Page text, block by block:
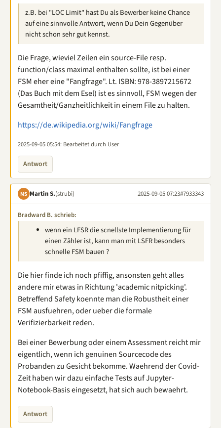
z.B. bei "LOC Limit" hast Du als Bewerber keine Chance
auf eine sinnvolle Antwort, wenn Du Dein Gegenüber
nicht schon sehr gut kennst.
Die Frage, wieviel Zeilen ein source-File resp.
function/class maximal enthalten sollte, ist bei einer
FSM eher eine "Fangfrage". Lt. ISBN: ‎978-3897215672
(Das Buch mit dem Esel) ist es sinnvoll, FSM wegen der
Gesamtheit/Ganzheitlichkeit in einem File zu halten.
https://de.wikipedia.org/wiki/Fangfrage
2025-09-05 05:54: Bearbeitet durch User
Antwort
MS Martin S.(strubi) 2025-09-05 07:23#7933343
Bradward B. schrieb:
wenn ein LFSR die scnellste Implementierung für
einen Zähler ist, kann man mit LSFR besonders
schnelle FSM bauen ?
Die hier finde ich noch pfiffig, ansonsten geht alles
andere mir etwas in Richtung 'academic nitpicking'.
Betreffend Safety koennte man die Robustheit einer
FSM ausfuehren, oder ueber die formale
Verifizierbarkeit reden.
Bei einer Bewerbung oder einem Assessment reicht mir
eigentlich, wenn ich genuinen Sourcecode des
Probanden zu Gesicht bekomme. Waehrend der Covid-
Zeit haben wir dazu einfache Tests auf Jupyter-
Notebook-Basis eingesetzt, hat sich auch bewaehrt.
Antwort